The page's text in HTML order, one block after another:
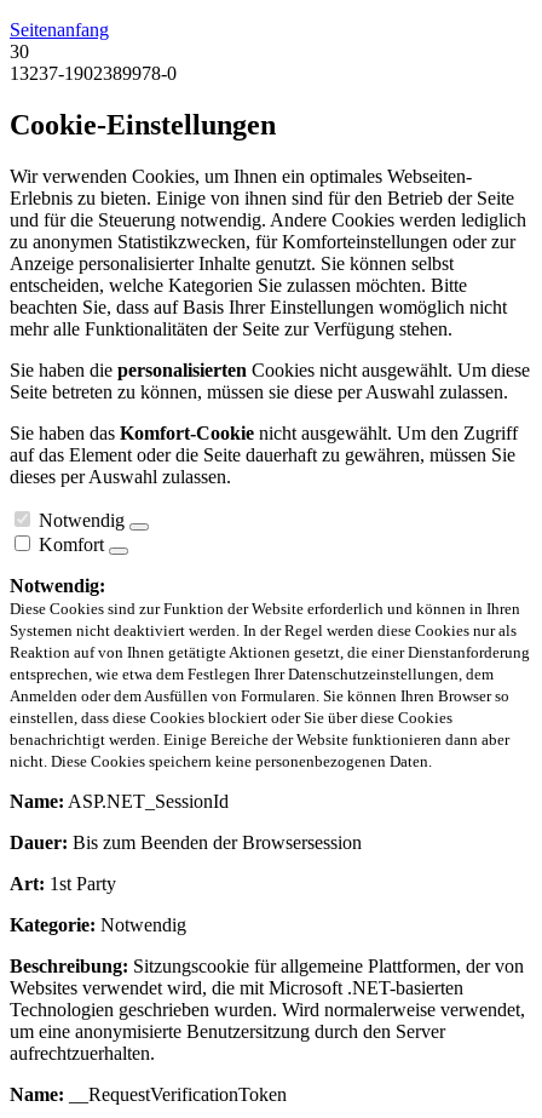
Seitenanfang
30
13237-1902389978-0
Cookie-Einstellungen
Wir verwenden Cookies, um Ihnen ein optimales Webseiten-
Erlebnis zu bieten. Einige von ihnen sind für den Betrieb der Seite
und für die Steuerung notwendig. Andere Cookies werden lediglich
zu anonymen Statistikzwecken, für Komforteinstellungen oder zur
Anzeige personalisierter Inhalte genutzt. Sie können selbst
entscheiden, welche Kategorien Sie zulassen möchten. Bitte
beachten Sie, dass auf Basis Ihrer Einstellungen womöglich nicht
mehr alle Funktionalitäten der Seite zur Verfügung stehen.
Sie haben die personalisierten Cookies nicht ausgewählt. Um diese
Seite betreten zu können, müssen sie diese per Auswahl zulassen.
Sie haben das Komfort-Cookie nicht ausgewählt. Um den Zugriff
auf das Element oder die Seite dauerhaft zu gewähren, müssen Sie
dieses per Auswahl zulassen.
Notwendig
Komfort
Notwendig:
Diese Cookies sind zur Funktion der Website erforderlich und können in Ihren
Systemen nicht deaktiviert werden. In der Regel werden diese Cookies nur als
Reaktion auf von Ihnen getätigte Aktionen gesetzt, die einer Dienstanforderung
entsprechen, wie etwa dem Festlegen Ihrer Datenschutzeinstellungen, dem
Anmelden oder dem Ausfüllen von Formularen. Sie können Ihren Browser so
einstellen, dass diese Cookies blockiert oder Sie über diese Cookies
benachrichtigt werden. Einige Bereiche der Website funktionieren dann aber
nicht. Diese Cookies speichern keine personenbezogenen Daten.
Name: ASP.NET_SessionId
Dauer: Bis zum Beenden der Browsersession
Art: 1st Party
Kategorie: Notwendig
Beschreibung: Sitzungscookie für allgemeine Plattformen, der von
Websites verwendet wird, die mit Microsoft .NET-basierten
Technologien geschrieben wurden. Wird normalerweise verwendet,
um eine anonymisierte Benutzersitzung durch den Server
aufrechtzuerhalten.
Name: __RequestVerificationToken